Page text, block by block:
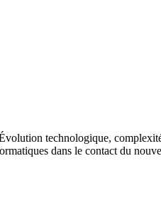
technologique,
dans le contact du